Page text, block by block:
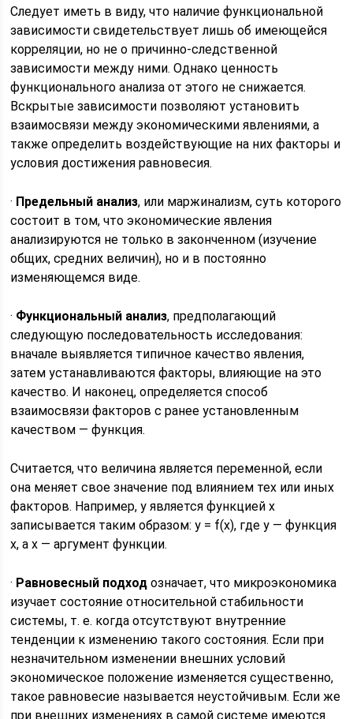
Следует иметь в виду, что наличие функциональной
зависимости свидетельствует лишь об имеющейся
корреляции, но не о причинно-следственной
зависимости между ними. Однако ценность
функционального анализа от этого не снижается.
Вскрытые зависимости позволяют установить
взаимосвязи между экономическими явлениями, а
также определить воздействующие на них факторы и
условия достижения равновесия.
· Предельный анализ, или маржинализм, суть которого
состоит в том, что экономические явления
анализируются не только в законченном (изучение
общих, средних величин), но и в постоянно
изменяющемся виде.
· Функциональный анализ, предполагающий
следующую последовательность исследования:
вначале выявляется типичное качество явления,
затем устанавливаются факторы, влияющие на это
качество. И наконец, определяется способ
взаимосвязи факторов с ранее установленным
качеством — функция.
Считается, что величина является переменной, если
она меняет свое значение под влиянием тех или иных
факторов. Например, y является функцией x
записывается таким образом: y = f(x), где y — функция
x, а х — аргумент функции.
· Равновесный подход означает, что микроэкономика
изучает состояние относительной стабильности
системы, т. е. когда отсутствуют внутренние
тенденции к изменению такого состояния. Если при
незначительном изменении внешних условий
экономическое положение изменяется существенно,
такое равновесие называется неустойчивым. Если же
при внешних изменениях в самой системе имеются